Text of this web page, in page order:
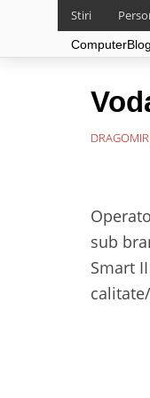
Stiri
sub
Smart